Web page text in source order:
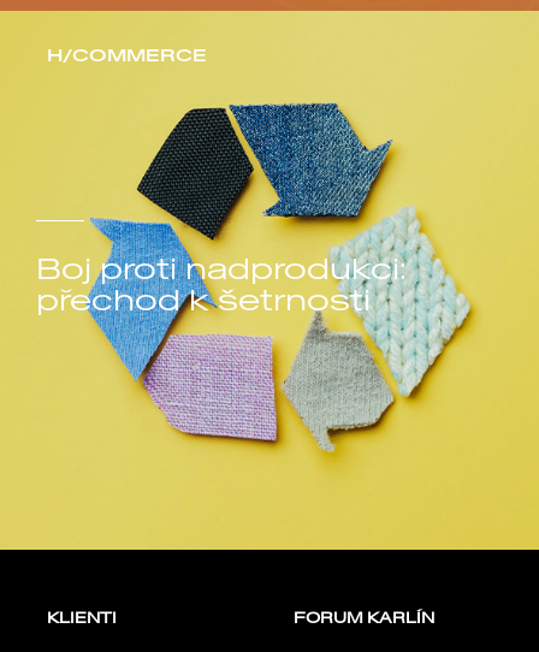
H/COMMERCE
Boj proti nadprodukci:
přechod k šetrnosti
KLIENTI FORUM KARLÍN